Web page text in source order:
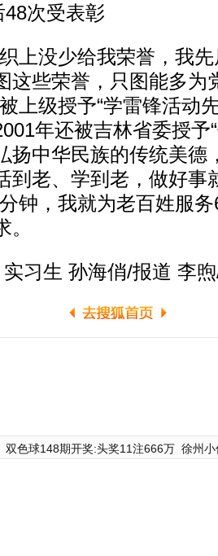
次受表彰
没少给我荣誉，我先
这些荣誉，只图能多为
上级授予“学雷锋活动
年还被吉林省委授予
扬中华民族的传统美德
到老、学到老，做好事
钟，我就为老百姓服
生 孙海俏/报道 李煦
双色球148期开奖:头奖11注666万 徐州